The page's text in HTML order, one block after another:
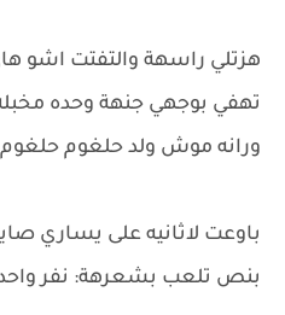
هزتلي راسهة والتفتت اشو
تهفي بوجهي جنهة وحده
ورانه موش ولد حلغوم حلغوم
باوعت لاثانيه على يساري
بنص تلعب بشعرهة: نفر